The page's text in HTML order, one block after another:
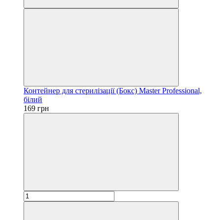
Контейнер для стерилізації (Бокс) Master Professional,
білий
169 грн